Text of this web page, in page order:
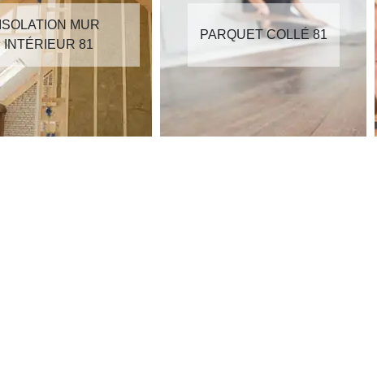
MUR
INTÉRIEUR 81
PARQUET COLLÉ 81